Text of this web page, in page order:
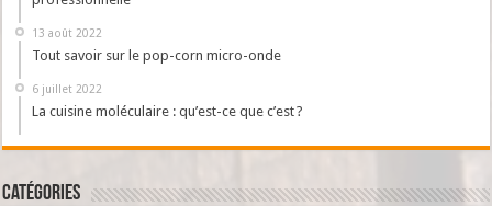
13 août 2022
Tout savoir sur le pop-corn micro-onde
6 juillet 2022
La cuisine moléculaire : qu’est-ce que c’est ?
Catégories